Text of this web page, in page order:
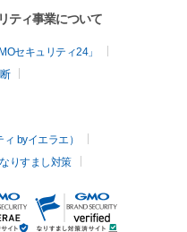
ティ事業について
セキュリティ24」
byイエラエ）
なりすまし対策